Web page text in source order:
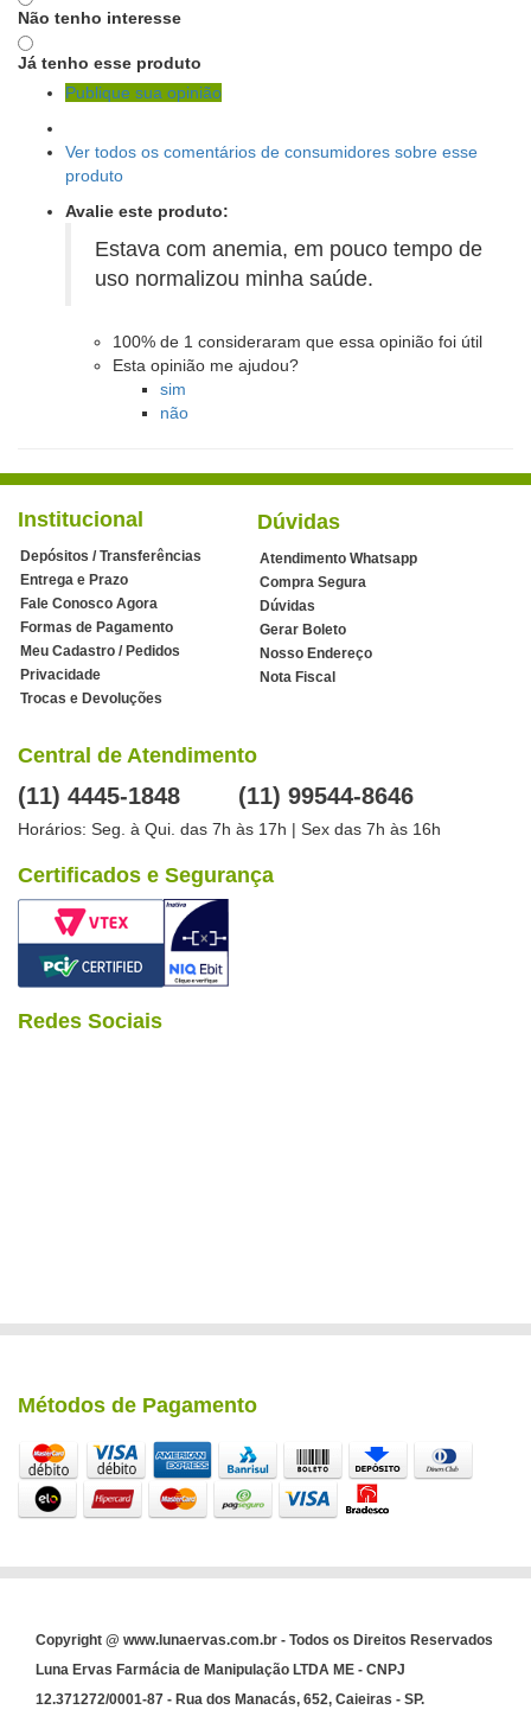
Não tenho interesse
Já tenho esse produto
Publique sua opinião
Ver todos os comentários de consumidores sobre esse
produto
Avalie este produto:
Estava com anemia, em pouco tempo de
uso normalizou minha saúde.
100% de 1 consideraram que essa opinião foi útil
Esta opinião me ajudou?
sim
não
Institucional
Depósitos / Transferências
Entrega e Prazo
Fale Conosco Agora
Formas de Pagamento
Meu Cadastro / Pedidos
Privacidade
Trocas e Devoluções
Dúvidas
Atendimento Whatsapp
Compra Segura
Dúvidas
Gerar Boleto
Nosso Endereço
Nota Fiscal
Central de Atendimento
(11) 4445-1848 (11) 99544-8646
Horários: Seg. à Qui. das 7h às 17h | Sex das 7h às 16h
Certificados e Segurança
Redes Sociais
Métodos de Pagamento
Copyright @ www.lunaervas.com.br - Todos os Direitos Reservados
Luna Ervas Farmácia de Manipulação LTDA ME - CNPJ
12.371272/0001-87 - Rua dos Manacás, 652, Caieiras - SP.